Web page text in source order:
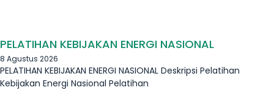
PELATIHAN KEBIJAKAN ENERGI NASIONAL
8 Agustus 2026
PELATIHAN KEBIJAKAN ENERGI NASIONAL Deskripsi Pelatihan
Kebijakan Energi Nasional Pelatihan